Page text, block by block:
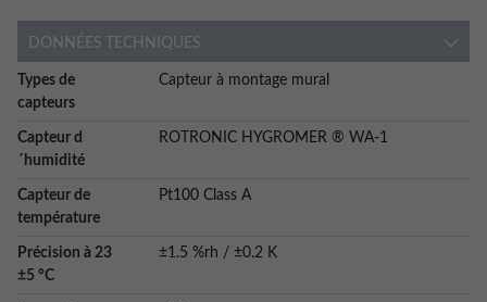
DONNÉES TECHNIQUES
More
Information
Types de
capteurs
Capteur à montage mural
Capteur d
´humidité
ROTRONIC HYGROMER ® WA-1
Capteur de
température
Pt100 Class A
Précision à 23
±5 °C
±1.5 %rh / ±0.2 K